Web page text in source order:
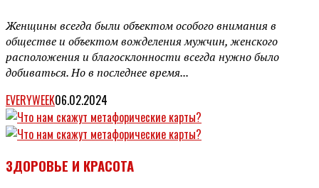
Женщины всегда были объектом особого внимания в
обществе и объектом вожделения мужчин, женского
расположения и благосклонности всегда нужно было
добиваться. Но в последнее время...
EVERYWEEK06.02.2024
ЗДОРОВЬЕ И КРАСОТА